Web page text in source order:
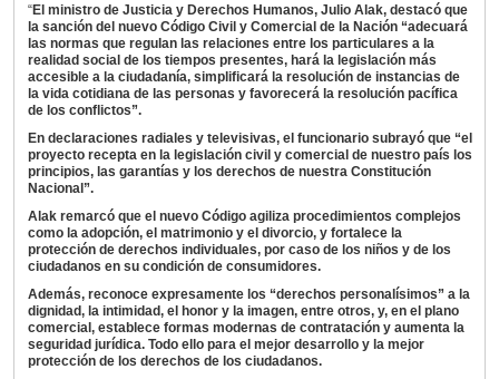
“El ministro de Justicia y Derechos Humanos, Julio Alak, destacó que
la sanción del nuevo Código Civil y Comercial de la Nación “adecuará
las normas que regulan las relaciones entre los particulares a la
realidad social de los tiempos presentes, hará la legislación más
accesible a la ciudadanía, simplificará la resolución de instancias de
la vida cotidiana de las personas y favorecerá la resolución pacífica
de los conflictos”.
En declaraciones radiales y televisivas, el funcionario subrayó que “el
proyecto recepta en la legislación civil y comercial de nuestro país los
principios, las garantías y los derechos de nuestra Constitución
Nacional”.
Alak remarcó que el nuevo Código agiliza procedimientos complejos
como la adopción, el matrimonio y el divorcio, y fortalece la
protección de derechos individuales, por caso de los niños y de los
ciudadanos en su condición de consumidores.
Además, reconoce expresamente los “derechos personalísimos” a la
dignidad, la intimidad, el honor y la imagen, entre otros, y, en el plano
comercial, establece formas modernas de contratación y aumenta la
seguridad jurídica. Todo ello para el mejor desarrollo y la mejor
protección de los derechos de los ciudadanos.